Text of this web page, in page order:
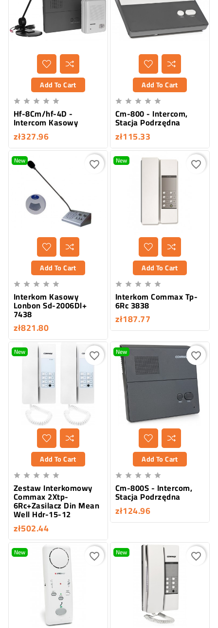
Add To Cart
    
Hf-8Cm/hf-4D -
Intercom Kasowy
zł327.96
Add To Cart
    
Cm-800 - Intercom,
Stacja Podrzędna
zł115.33
New
Add To Cart
    
Interkom Kasowy
Lonbon Sd-2006Dl+
7438
zł821.80
favorite_border New
Add To Cart
    
Interkom Commax Tp-
6Rc 3838
zł187.77
favorite_border
New
Add To Cart
    
Zestaw Interkomowy
Commax 2Xtp-
6Rc+Zasilacz Din Mean
Well Hdr-15-12
zł502.44
favorite_border New
Add To Cart
    
Cm-800S - Intercom,
Stacja Podrzędna
zł124.96
favorite_border
New favorite_border New favorite_border